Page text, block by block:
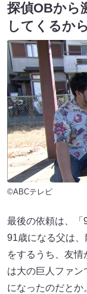
探偵OBから
してくるか
©ABCテレビ
最後の依頼は、「
91歳になる父は
をするうち、友
は大の巨人ファン
になったのだとか